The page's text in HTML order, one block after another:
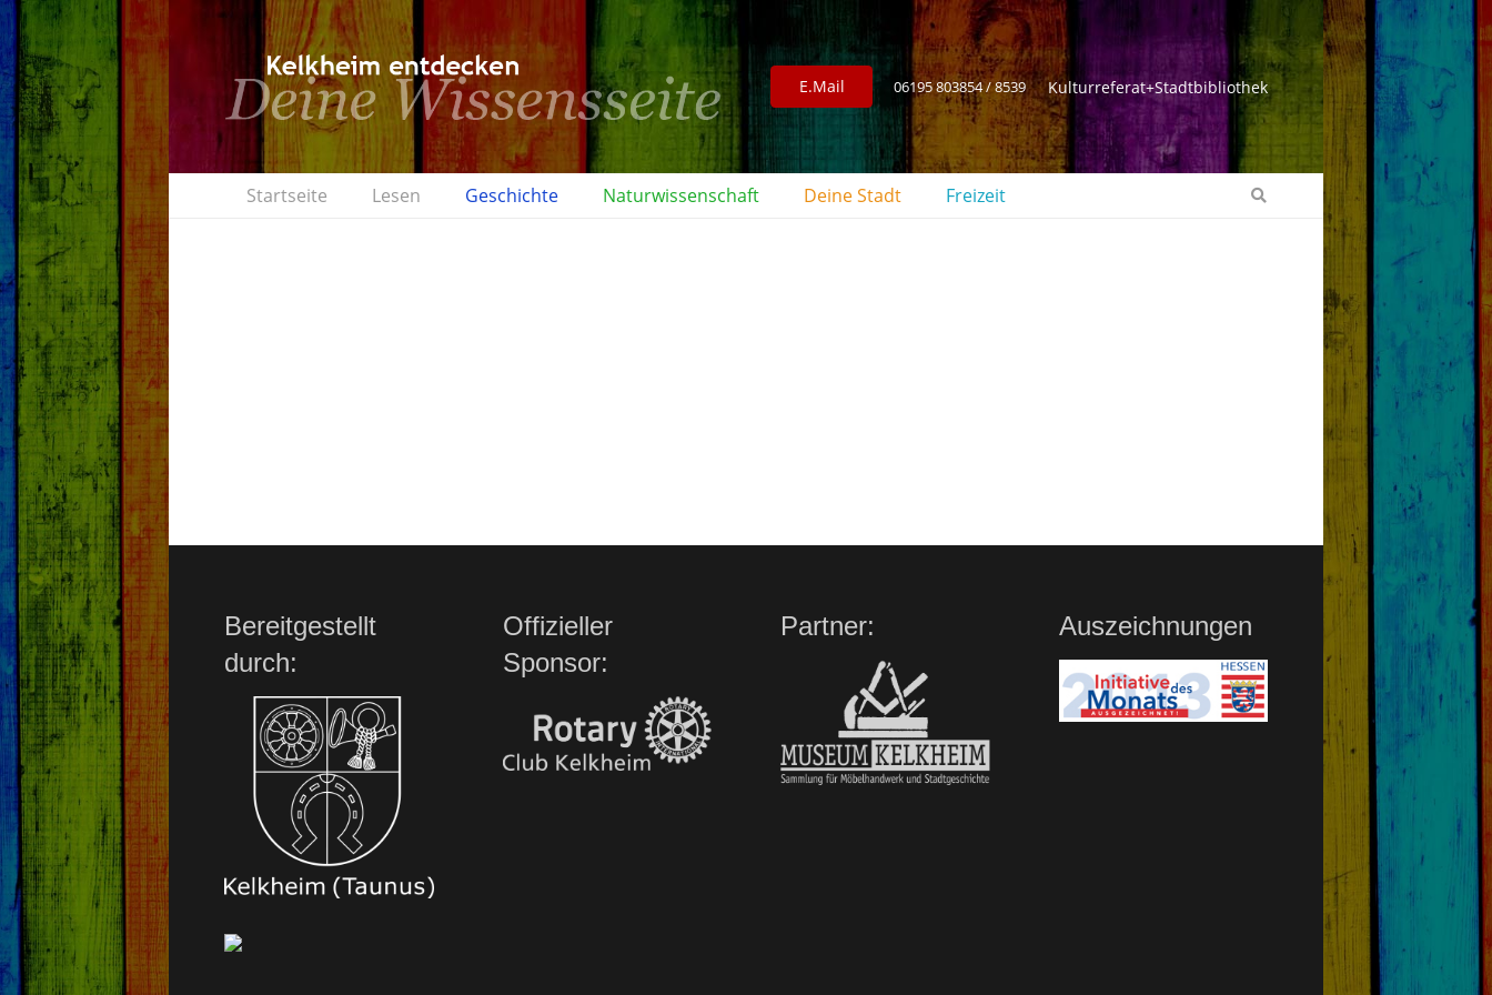
E.Mail 06195 803854 / 8539 Kulturreferat+Stadtbibliothek
Startseite Lesen Geschichte Naturwissenschaft Deine Stadt Freizeit
Bereitgestellt
durch:
Offizieller
Sponsor:
Partner: Auszeichnungen